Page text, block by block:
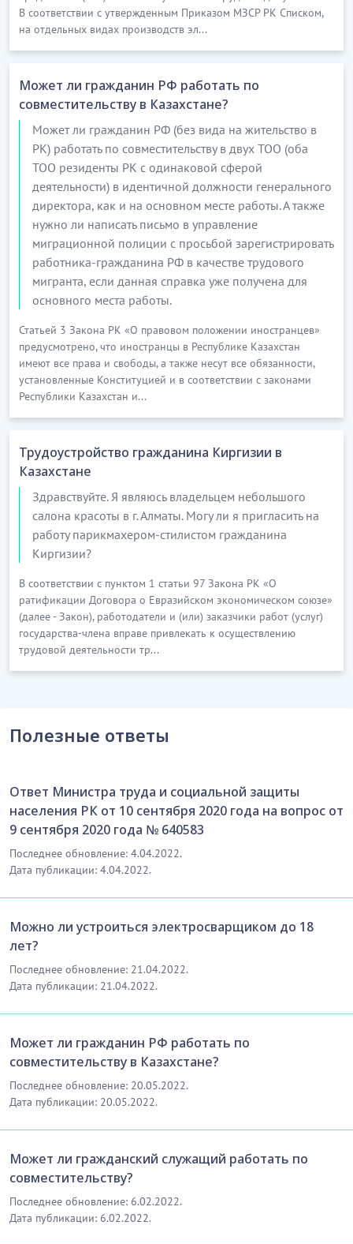
В соответствии с утвержденным Приказом МЗСР РК Списком,
на отдельных видах производств эл...
Может ли гражданин РФ работать по
совместительству в Казахстане?
Может ли гражданин РФ (без вида на жительство в
РК) работать по совместительству в двух ТОО (оба
ТОО резиденты РК с одинаковой сферой
деятельности) в идентичной должности генерального
директора, как и на основном месте работы. А также
нужно ли написать письмо в управление
миграционной полиции с просьбой зарегистрировать
работника-гражданина РФ в качестве трудового
мигранта, если данная справка уже получена для
основного места работы.
Статьей 3 Закона РК «О правовом положении иностранцев»
предусмотрено, что иностранцы в Республике Казахстан
имеют все права и свободы, а также несут все обязанности,
установленные Конституцией и в соответствии с законами
Республики Казахстан и...
Трудоустройство гражданина Киргизии в
Казахстане
Здравствуйте. Я являюсь владельцем небольшого
салона красоты в г. Алматы. Могу ли я пригласить на
работу парикмахером-стилистом гражданина
Киргизии?
В соответствии с пунктом 1 статьи 97 Закона РК «О
ратификации Договора о Евразийском экономическом союзе»
(далее - Закон), работодатели и (или) заказчики работ (услуг)
государства-члена вправе привлекать к осуществлению
трудовой деятельности тр...
Полезные ответы
Ответ Министра труда и социальной защиты
населения РК от 10 сентября 2020 года на вопрос от
9 сентября 2020 года № 640583
Последнее обновление: 4.04.2022.
Дата публикации: 4.04.2022.
Можно ли устроиться электросварщиком до 18
лет?
Последнее обновление: 21.04.2022.
Дата публикации: 21.04.2022.
Может ли гражданин РФ работать по
совместительству в Казахстане?
Последнее обновление: 20.05.2022.
Дата публикации: 20.05.2022.
Может ли гражданский служащий работать по
совместительству?
Последнее обновление: 6.02.2022.
Дата публикации: 6.02.2022.